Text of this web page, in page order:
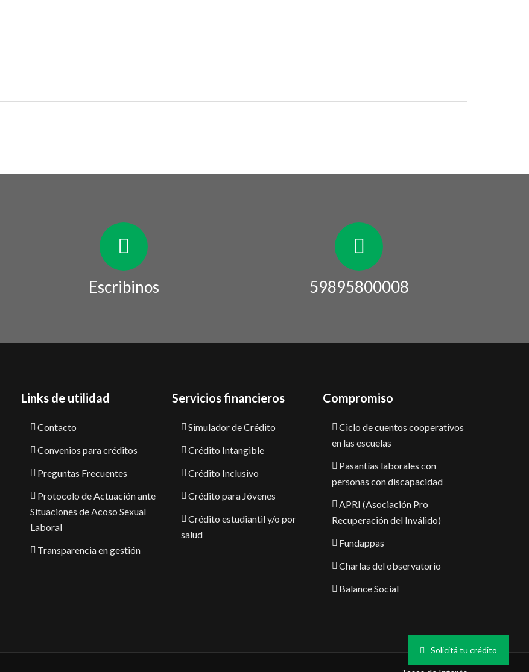
Escribinos 59895800008
Links de utilidad
Contacto
Convenios para créditos
Preguntas Frecuentes
Protocolo de Actuación ante
Situaciones de Acoso Sexual
Laboral
Transparencia en gestión
Servicios financieros
Simulador de Crédito
Crédito Intangible
Crédito Inclusivo
Crédito para Jóvenes
Crédito estudiantil y/o por
salud
Compromiso
Ciclo de cuentos cooperativos
en las escuelas
Pasantías laborales con
personas con discapacidad
APRI (Asociación Pro
Recuperación del Inválido)
Fundappas
Charlas del observatorio
Balance Social
Solicitá tu crédito